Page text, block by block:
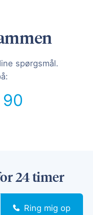
spørgsmål.
90
24 timer
Ring mig op